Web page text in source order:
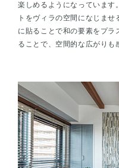
楽しめるようになっています
トをヴィラの空間になじま
に貼ることで和の要素をプ
ることで、空間的な広がりも